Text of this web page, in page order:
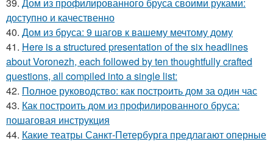
доступно и качественно
40. Дом из бруса: 9 шагов к вашему мечтому дому
41. Here is a structured presentation of the six headlines
about Voronezh, each followed by ten thoughtfully crafted
questions, all compiled into a single list:
42. Полное руководство: как построить дом за один час
43. Как построить дом из профилированного бруса:
пошаговая инструкция
44. Какие театры Санкт-Петербурга предлагают оперные